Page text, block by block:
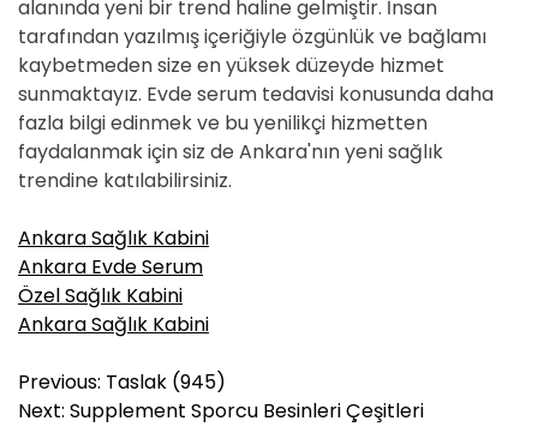
alanında yeni bir trend haline gelmiştir. İnsan
tarafından yazılmış içeriğiyle özgünlük ve bağlamı
kaybetmeden size en yüksek düzeyde hizmet
sunmaktayız. Evde serum tedavisi konusunda daha
fazla bilgi edinmek ve bu yenilikçi hizmetten
faydalanmak için siz de Ankara'nın yeni sağlık
trendine katılabilirsiniz.
Ankara Sağlık Kabini
Ankara Evde Serum
Özel Sağlık Kabini
Ankara Sağlık Kabini
Y
a
Previous: Taslak (945)
Next: Supplement Sporcu Besinleri Çeşitleri